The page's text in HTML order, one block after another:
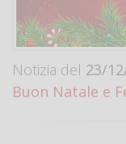
Notizia del 23/
Buon Natale e